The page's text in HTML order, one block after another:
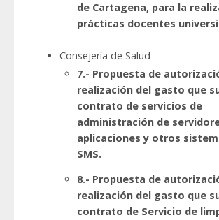
de Cartagena, para la
prácticas docentes
Consejería de Salud
7.- Propuesta de
realización del gasto que
contrato de servicios de
administración de
aplicaciones y otros
SMS.
8.- Propuesta de
realización del gasto que
contrato de Servicio de